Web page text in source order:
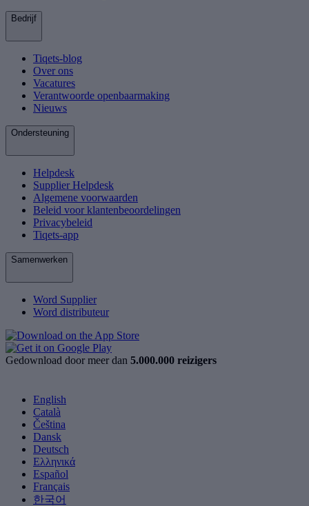
Bedrijf
Tiqets-blog
Over ons
Vacatures
Verantwoorde openbaarmaking
Nieuws
Ondersteuning
Helpdesk
Supplier Helpdesk
Algemene voorwaarden
Beleid voor klantenbeoordelingen
Privacybeleid
Tiqets-app
Samenwerken
Word Supplier
Word distributeur
Gedownload door meer dan 5.000.000 reizigers
English
Català
Čeština
Dansk
Deutsch
Ελληνικά
Español
Français
한국어